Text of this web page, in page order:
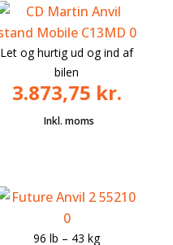
Let og hurtig ud og ind af
bilen
3.873,75 kr.
96 lb – 43 kg